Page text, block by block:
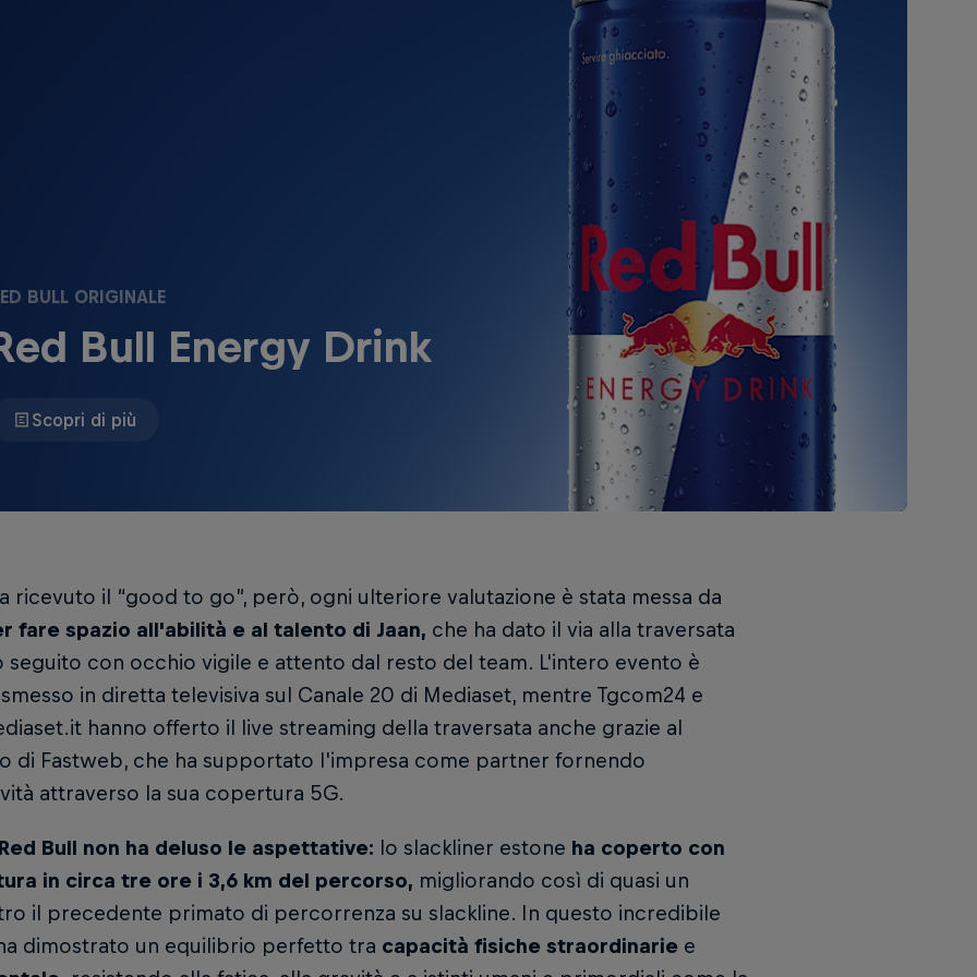
BULL ORIGINALE
Bull Energy Drink
Scopri di più
ricevuto il “good to go”, però, ogni ulteriore valutazione è stata messa da
fare spazio all'abilità e al talento di Jaan, che ha dato il via alla traversata
seguito con occhio vigile e attento dal resto del team. L'intero evento è
in diretta televisiva sul Canale 20 di Mediaset, mentre Tgcom24 e
hanno offerto il live streaming della traversata anche grazie al
di Fastweb, che ha supportato l'impresa come partner fornendo
attraverso la sua copertura 5G.
Bull non ha deluso le aspettative: lo slackliner estone ha coperto con
in circa tre ore i 3,6 km del percorso, migliorando così di quasi un
il precedente primato di percorrenza su slackline. In questo incredibile
dimostrato un equilibrio perfetto tra capacità fisiche straordinarie e